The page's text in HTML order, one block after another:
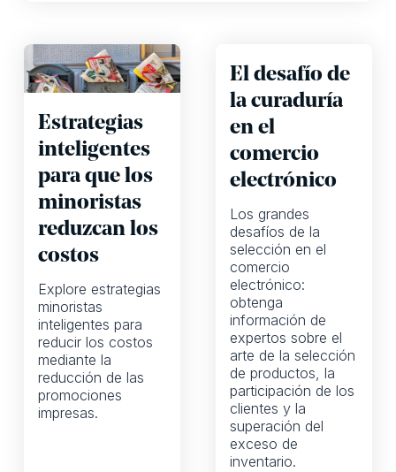
Estrategias
inteligentes
para que los
minoristas
reduzcan los
costos
Explore estrategias
minoristas
inteligentes para
reducir los costos
mediante la
reducción de las
promociones
impresas.
El desafío de
la curaduría
en el
comercio
electrónico
Los grandes
desafíos de la
selección en el
comercio
electrónico:
obtenga
información de
expertos sobre el
arte de la selección
de productos, la
participación de los
clientes y la
superación del
exceso de
inventario.